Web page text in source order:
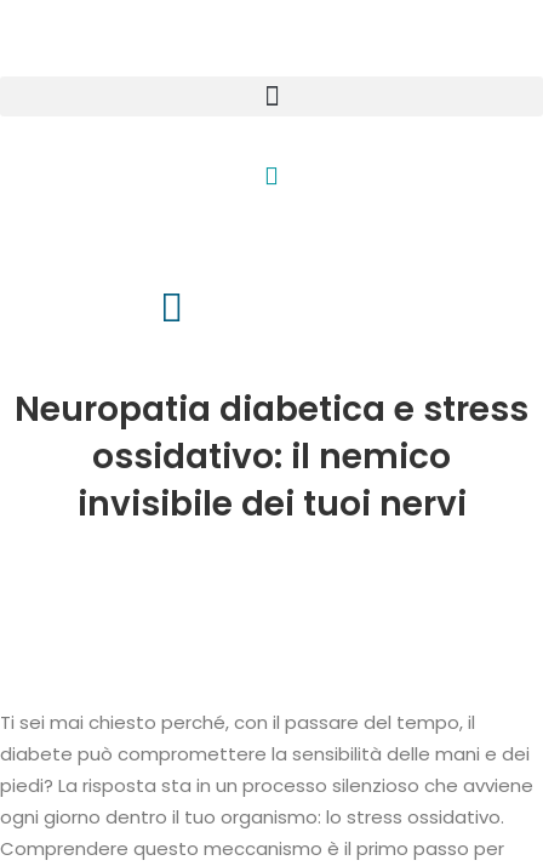
Neuropatia diabetica e stress
ossidativo: il nemico
invisibile dei tuoi nervi
Ti sei mai chiesto perché, con il passare del tempo, il
diabete può compromettere la sensibilità delle mani e dei
piedi? La risposta sta in un processo silenzioso che avviene
ogni giorno dentro il tuo organismo: lo stress ossidativo.
Comprendere questo meccanismo è il primo passo per